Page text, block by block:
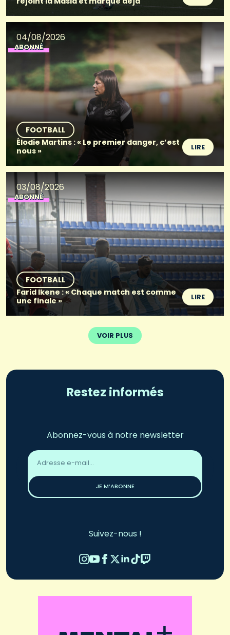
04/08/2026
ABONNÉ
FOOTBALL
Élodie Martins : « Le premier danger, c’est
nous »
LIRE
03/08/2026
ABONNÉ
FOOTBALL
Farid Ikene : « Chaque match est comme
une finale »
LIRE
VOIR PLUS
Restez informés
Abonnez-vous à notre newsletter
Adresse
email
JE M’ABONNE
Suivez-nous !